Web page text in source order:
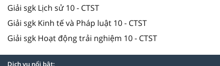
Giải sgk Lịch sử 10 - CTST
Giải sgk Kinh tế và Pháp luật 10 - CTST
Giải sgk Hoạt động trải nghiệm 10 - CTST
Dịch vụ nổi bật: